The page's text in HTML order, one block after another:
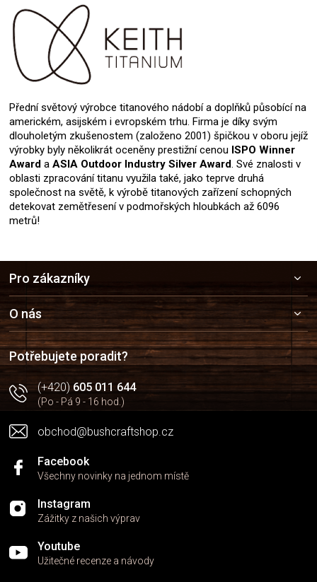
Přední světový výrobce titanového nádobí a doplňků působící na
americkém, asijském i evropském trhu. Firma je díky svým
dlouholetým zkušenostem (založeno 2001) špičkou v oboru jejíž
výrobky byly několikrát oceněny prestižní cenou ISPO Winner
Award a ASIA Outdoor Industry Silver Award. Své znalosti v
oblasti zpracování titanu využila také, jako teprve druhá
společnost na světě, k výrobě titanových zařízení schopných
detekovat zemětřesení v podmořských hloubkách až 6096
metrů!
a
t
í
Pro zákazníky
O nás
Potřebujete poradit?
(+420)605 011 644
(Po - Pá 9 - 16 hod.)
obchod@bushcraftshop.cz
Facebook
Všechny novinky na jednom místě
Instagram
Zážitky z našich výprav
Youtube
Užitečné recenze a návody